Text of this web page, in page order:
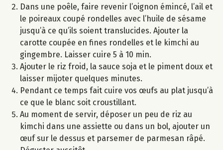
Dans une poêle, faire revenir l’oignon émincé, l’ail et
le poireaux coupé rondelles avec l’huile de sésame
jusqu’à ce qu’ils soient translucides. Ajouter la
carotte coupée en fines rondelles et le kimchi au
gingembre. Laisser cuire 5 à 10 min.
Ajouter le riz froid, la sauce soja et le piment doux et
laisser mijoter quelques minutes.
Pendant ce temps fait cuire vos œufs au plat jusqu’à
ce que le blanc soit croustillant.
Au moment de servir, déposer un peu de riz au
kimchi dans une assiette ou dans un bol, ajouter un
œuf sur le dessus et parsemer de parmesan râpé.